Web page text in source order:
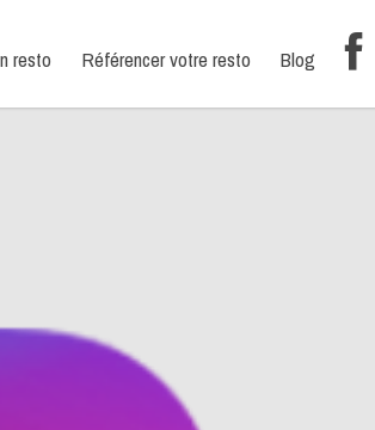
resto Référencer votre resto Blog